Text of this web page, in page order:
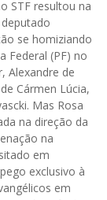
STF resultou na
se homiziando
Federal (PF) no
Alexandre de
Cármen Lúcia,
Mas Rosa
na direção da
na
em
exclusivo à
em